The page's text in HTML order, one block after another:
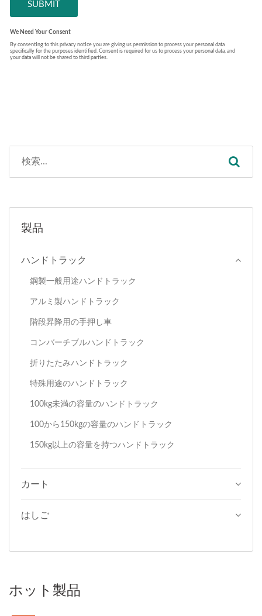
製品
ハンドトラック
鋼製一般用途ハンドトラック
アルミ製ハンドトラック
階段昇降用の手押し車
コンバーチブルハンドトラック
折りたたみハンドトラック
特殊用途のハンドトラック
100kg未満の容量のハンドトラック
100から150kgの容量のハンドトラック
150kg以上の容量を持つハンドトラック
カート
はしご
ホット製品